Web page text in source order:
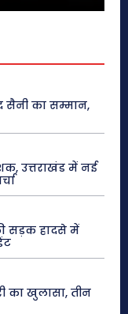
सैनी का सम्मान,
उत्तराखंड में नई
सड़क हादसे में
का खुलासा, तीन